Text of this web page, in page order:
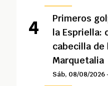
Primeros
la Espriella:
cabecilla de
Marquetalia
Sáb, 08/08/2026